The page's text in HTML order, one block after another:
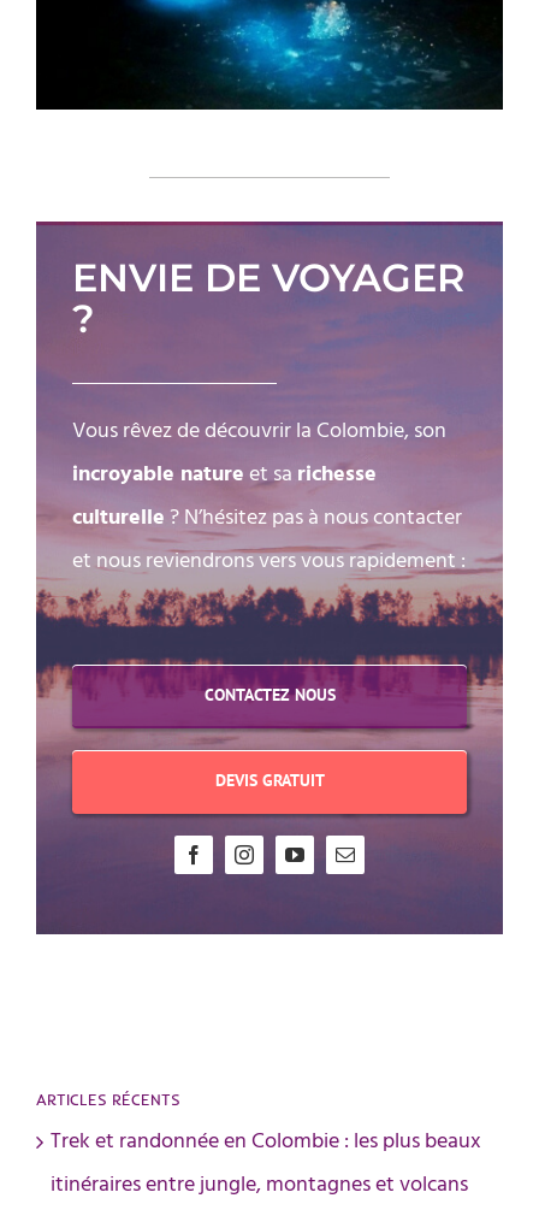
ENVIE DE VOYAGER
?
Vous rêvez de découvrir la Colombie, son
incroyable nature et sa richesse
culturelle ? N’hésitez pas à nous contacter
et nous reviendrons vers vous rapidement :
CONTACTEZ NOUS
DEVIS GRATUIT
ARTICLES RÉCENTS
Trek et randonnée en Colombie : les plus beaux
itinéraires entre jungle, montagnes et volcans